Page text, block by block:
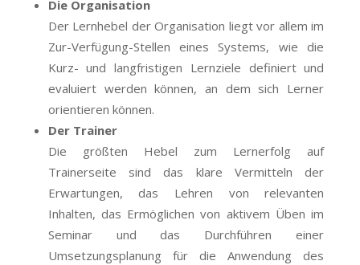
Die Organisation
Der Lernhebel der Organisation liegt vor allem im
Zur-Verfügung-Stellen eines Systems, wie die
Kurz- und langfristigen Lernziele definiert und
evaluiert werden können, an dem sich Lerner
orientieren können.
Der Trainer
Die größten Hebel zum Lernerfolg auf
Trainerseite sind das klare Vermitteln der
Erwartungen, das Lehren von relevanten
Inhalten, das Ermöglichen von aktivem Üben im
Seminar und das Durchführen einer
Umsetzungsplanung für die Anwendung des